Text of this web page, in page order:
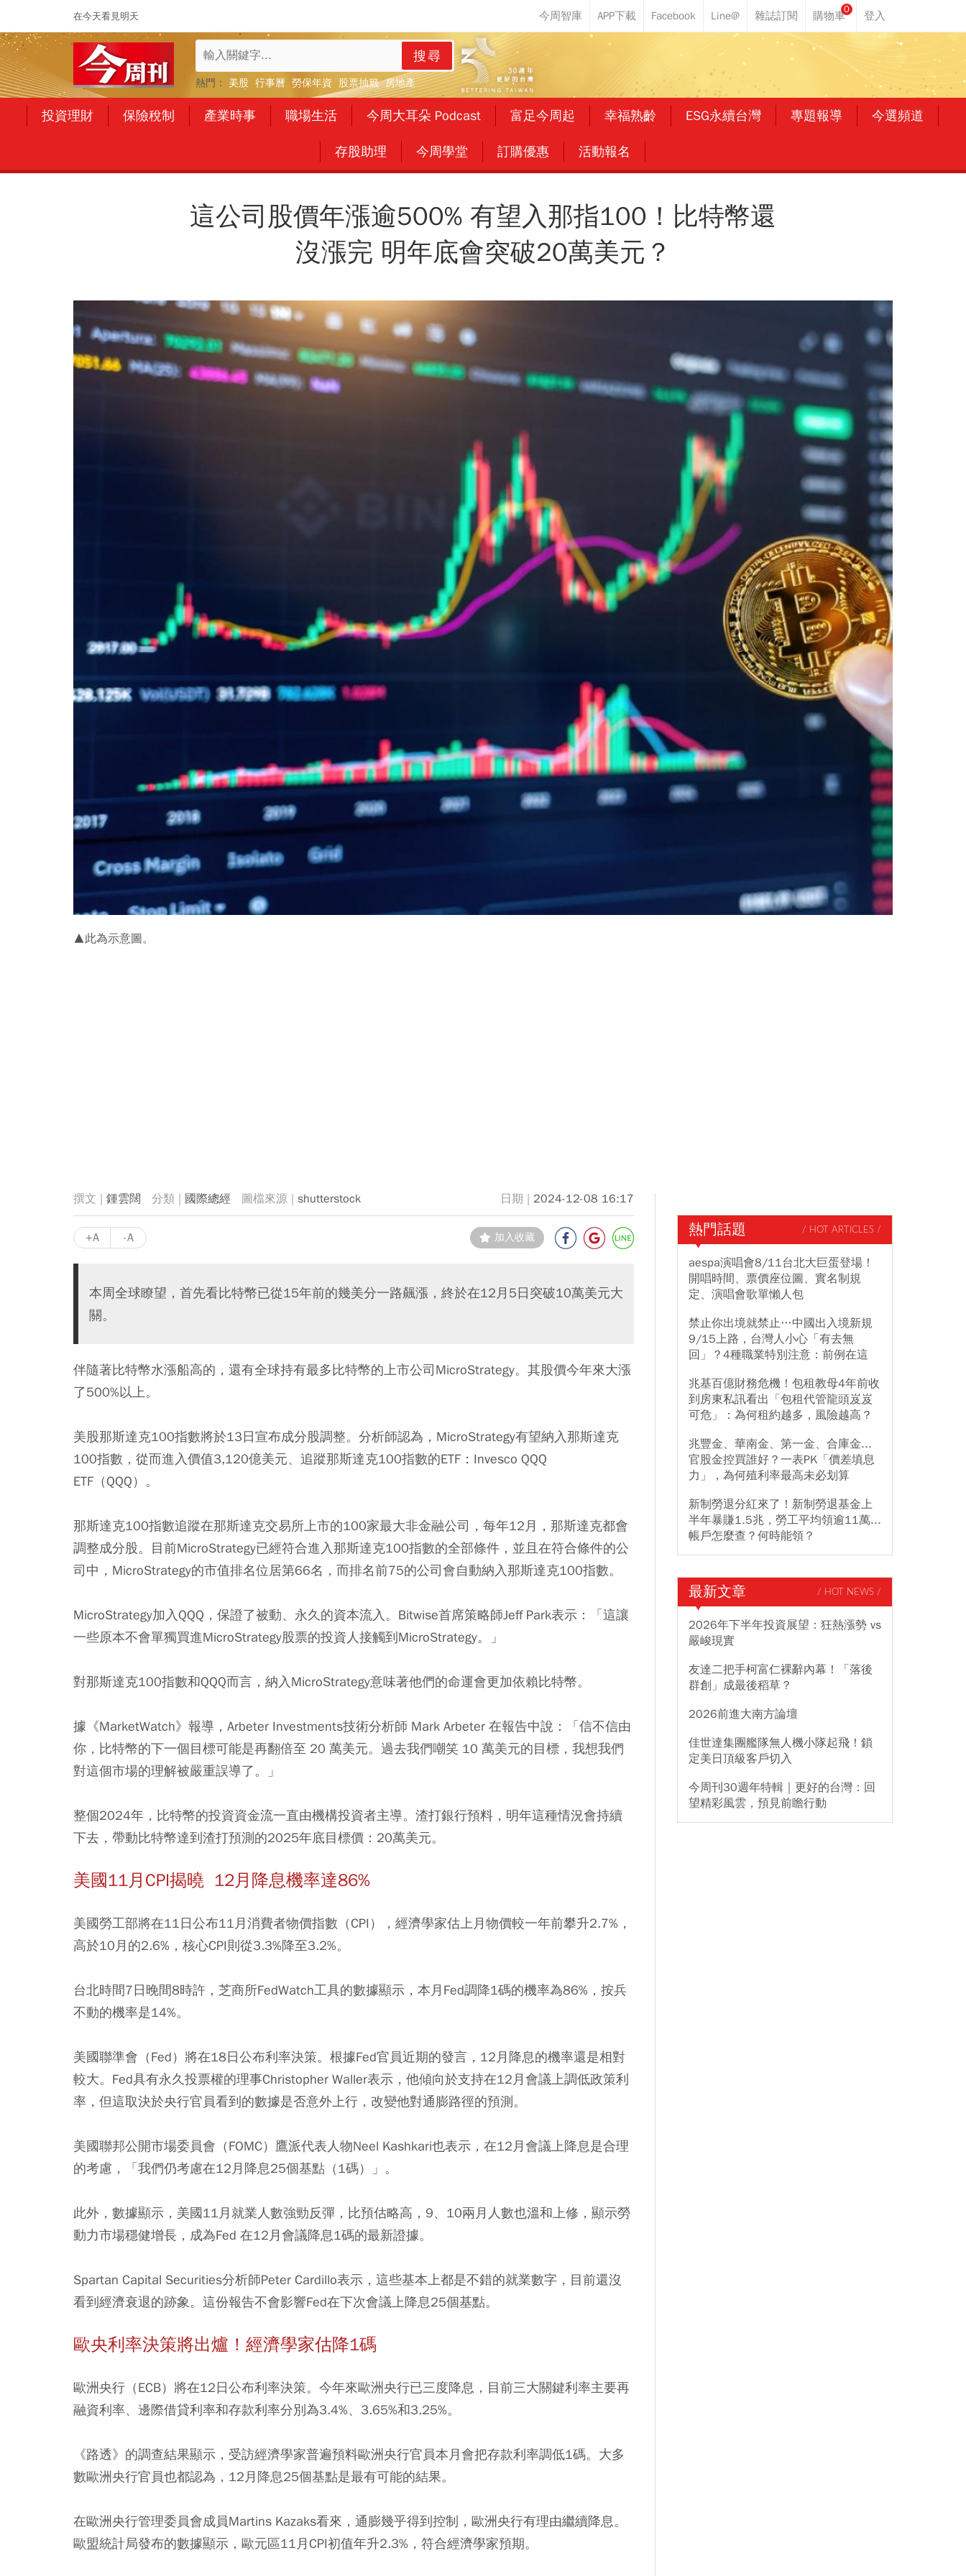
在今天看見明天
0
搜尋
熱門： 美股 行事曆 勞保年資 股票抽籤 房地產
投資理財 保險稅制 產業時事 職場生活 今周大耳朵 Podcast 富足今周起 幸福熟齡 ESG永續台灣 專題報導 今選頻道
存股助理 今周學堂 訂購優惠 活動報名
這公司股價年漲逾500% 有望入那指100！比特幣還
沒漲完 明年底會突破20萬美元？
▲此為示意圖。
鍾雲闊 國際總經 shutterstock 2024-12-08 16:17
+A -A 加入收藏
本周全球瞭望，首先看比特幣已從15年前的幾美分一路飆漲，終於在12月5日突破10萬美元大
關。
伴隨著比特幣水漲船高的，還有全球持有最多比特幣的上市公司MicroStrategy。其股價今年來大漲
了500%以上。
美股那斯達克100指數將於13日宣布成分股調整。分析師認為，MicroStrategy有望納入那斯達克
100指數，從而進入價值3,120億美元、追蹤那斯達克100指數的ETF：Invesco QQQ
ETF（QQQ）。
那斯達克100指數追蹤在那斯達克交易所上市的100家最大非金融公司，每年12月，那斯達克都會
調整成分股。目前MicroStrategy已經符合進入那斯達克100指數的全部條件，並且在符合條件的公
司中，MicroStrategy的市值排名位居第66名，而排名前75的公司會自動納入那斯達克100指數。
MicroStrategy加入QQQ，保證了被動、永久的資本流入。Bitwise首席策略師Jeff Park表示：「這讓
一些原本不會單獨買進MicroStrategy股票的投資人接觸到MicroStrategy。」
對那斯達克100指數和QQQ而言，納入MicroStrategy意味著他們的命運會更加依賴比特幣。
據《MarketWatch》報導，Arbeter Investments技術分析師 Mark Arbeter 在報告中說：「信不信由
你，比特幣的下一個目標可能是再翻倍至 20 萬美元。過去我們嘲笑 10 萬美元的目標，我想我們
對這個市場的理解被嚴重誤導了。」
整個2024年，比特幣的投資資金流一直由機構投資者主導。渣打銀行預料，明年這種情況會持續
下去，帶動比特幣達到渣打預測的2025年底目標價：20萬美元。
美國11月CPI揭曉 12月降息機率達86%
美國勞工部將在11日公布11月消費者物價指數（CPI），經濟學家估上月物價較一年前攀升2.7%，
高於10月的2.6%，核心CPI則從3.3%降至3.2%。
台北時間7日晚間8時許，芝商所FedWatch工具的數據顯示，本月Fed調降1碼的機率為86%，按兵
不動的機率是14%。
美國聯準會（Fed）將在18日公布利率決策。根據Fed官員近期的發言，12月降息的機率還是相對
較大。Fed具有永久投票權的理事Christopher Waller表示，他傾向於支持在12月會議上調低政策利
率，但這取決於央行官員看到的數據是否意外上行，改變他對通膨路徑的預測。
美國聯邦公開市場委員會（FOMC）鷹派代表人物Neel Kashkari也表示，在12月會議上降息是合理
的考慮，「我們仍考慮在12月降息25個基點（1碼）」。
此外，數據顯示，美國11月就業人數強勁反彈，比預估略高，9、10兩月人數也溫和上修，顯示勞
動力市場穩健增長，成為Fed 在12月會議降息1碼的最新證據。
Spartan Capital Securities分析師Peter Cardillo表示，這些基本上都是不錯的就業數字，目前還沒
看到經濟衰退的跡象。這份報告不會影響Fed在下次會議上降息25個基點。
歐央利率決策將出爐！經濟學家估降1碼
歐洲央行（ECB）將在12日公布利率決策。今年來歐洲央行已三度降息，目前三大關鍵利率主要再
融資利率、邊際借貸利率和存款利率分別為3.4%、3.65%和3.25%。
《路透》的調查結果顯示，受訪經濟學家普遍預料歐洲央行官員本月會把存款利率調低1碼。大多
數歐洲央行官員也都認為，12月降息25個基點是最有可能的結果。
在歐洲央行管理委員會成員Martins Kazaks看來，通膨幾乎得到控制，歐洲央行有理由繼續降息。
歐盟統計局發布的數據顯示，歐元區11月CPI初值年升2.3%，符合經濟學家預期。
熱門話題 / HOT ARTICLES /
aespa演唱會8/11台北大巨蛋登場！
開唱時間、票價座位圖、實名制規
定、演唱會歌單懶人包
禁止你出境就禁止…中國出入境新規
9/15上路，台灣人小心「有去無
回」？4種職業特別注意：前例在這
兆基百億財務危機！包租教母4年前收
到房東私訊看出「包租代管龍頭岌岌
可危」：為何租約越多，風險越高？
兆豐金、華南金、第一金、合庫金...
官股金控買誰好？一表PK「價差填息
力」，為何殖利率最高未必划算
新制勞退分紅來了！新制勞退基金上
半年暴賺1.5兆，勞工平均領逾11萬...
帳戶怎麼查？何時能領？
最新文章 / HOT NEWS /
2026年下半年投資展望：狂熱漲勢 vs
嚴峻現實
友達二把手柯富仁裸辭內幕！「落後
群創」成最後稻草？
2026前進大南方論壇
佳世達集團艦隊無人機小隊起飛！鎖
定美日頂級客戶切入
今周刊30週年特輯｜更好的台灣：回
望精彩風雲，預見前瞻行動